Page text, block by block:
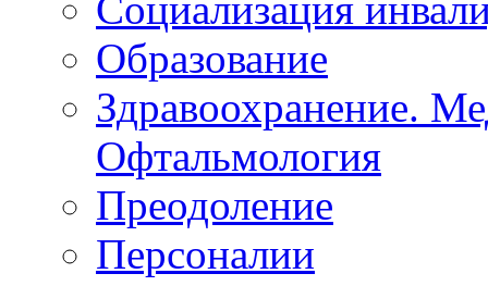
Выборы
Социализация
Образование
Здравоохранение.
Офтальмология
Преодоление